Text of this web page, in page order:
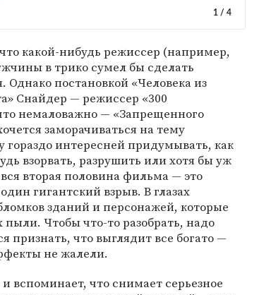
1 / 4
какой-нибудь режиссер (например,
в трико сумел бы сделать
Однако постановкой «Человека из
Снайдер — режиссер «300
немаловажно — «Запрещенного
заморачиваться на тему
интересней придумывать, как
взорвать, разрушить или хотя бы уж
вторая половина фильма — это
гигантский взрыв. В глазах
зданий и персонажей, которые
пыли. Чтобы что-то разобрать, надо
признать, что выглядит все богато —
не жалели.
вспоминает, что снимает серьезное